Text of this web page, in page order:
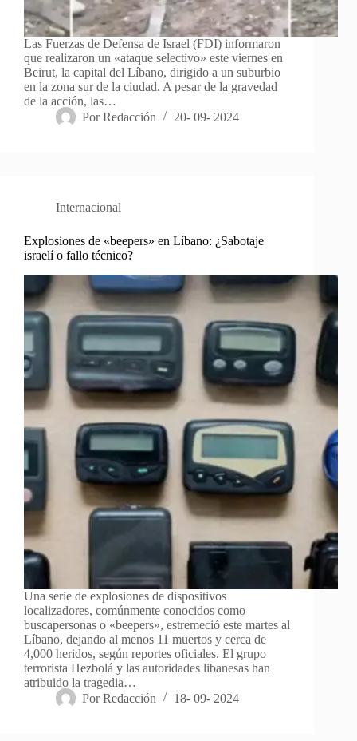
Las Fuerzas de Defensa de Israel (FDI) informaron
que realizaron un «ataque selectivo» este viernes en
Beirut, la capital del Líbano, dirigido a un suburbio
en la zona sur de la ciudad. A pesar de la gravedad
de la acción, las…
Por Redacción 20- 09- 2024
Internacional
Explosiones de «beepers» en Líbano: ¿Sabotaje
israelí o fallo técnico?
Una serie de explosiones de dispositivos
localizadores, comúnmente conocidos como
buscapersonas o «beepers», estremeció este martes al
Líbano, dejando al menos 11 muertos y cerca de
4,000 heridos, según reportes oficiales. El grupo
terrorista Hezbolá y las autoridades libanesas han
atribuido la tragedia…
Por Redacción 18- 09- 2024